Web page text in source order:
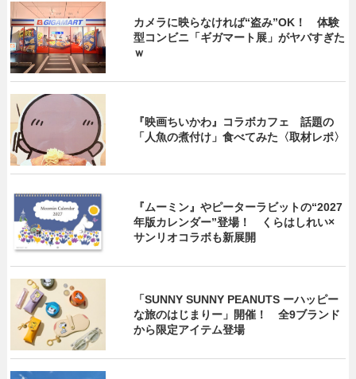
カメラに映らなければ“盗み”OK！ 体験
型コンビニ「ギガマート展」がヤバすぎた
ｗ
『映画ちいかわ』コラボカフェ 話題の
「人魚の煮付け」食べてみた〈取材レポ〉
『ムーミン』やピーターラビットの“2027
年版カレンダー”登場！ くらはしれい×
サンリオコラボも新展開
「SUNNY SUNNY PEANUTS ーハッピー
な旅のはじまりー」開催！ 全9ブランド
から限定アイテム登場